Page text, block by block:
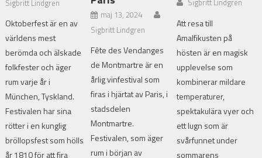
Sigbritt Lindgren
Oktoberfest är en av
världens mest
berömda och älskade
folkfester och äger
rum varje år i
München, Tyskland.
Festivalen har sina
rötter i en kunglig
bröllopsfest som hölls
år 1810 för att fira
maj 13, 2024
Sigbritt Lindgren
Fête des Vendanges
de Montmartre är en
årlig vinfestival som
firas i hjärtat av Paris, i
stadsdelen
Montmartre.
Festivalen, som äger
rum i början av
Att resa till
Amalfikusten på
hösten är en magisk
upplevelse som
kombinerar mildare
temperaturer,
spektakulära vyer och
ett lugn som är
svårfunnet under
sommarens